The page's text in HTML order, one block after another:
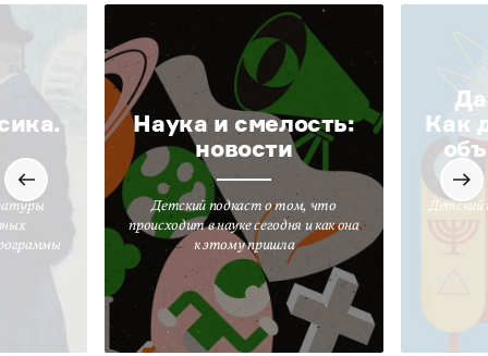
Наука и смелость:
новости
Детский подкаст о том, что
происходит в науке сегодня и как она
к этому пришла
Да
Как
Детский